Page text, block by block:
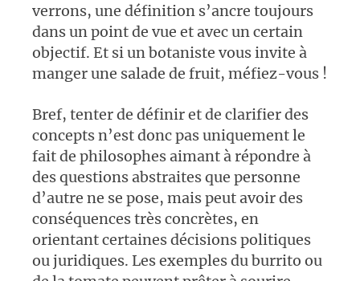
verrons, une définition s’ancre toujours
dans un point de vue et avec un certain
objectif. Et si un botaniste vous invite à
manger une salade de fruit, méfiez-vous !
Bref, tenter de définir et de clarifier des
concepts n’est donc pas uniquement le
fait de philosophes aimant à répondre à
des questions abstraites que personne
d’autre ne se pose, mais peut avoir des
conséquences très concrètes, en
orientant certaines décisions politiques
ou juridiques. Les exemples du burrito ou